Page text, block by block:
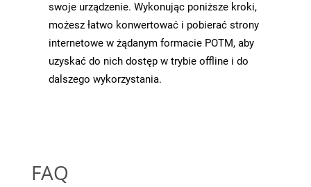
swoje urządzenie. Wykonując poniższe kroki,
możesz łatwo konwertować i pobierać strony
internetowe w żądanym formacie POTM, aby
uzyskać do nich dostęp w trybie offline i do
dalszego wykorzystania.
FAQ